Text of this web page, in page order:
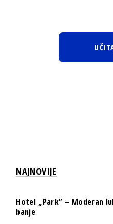
NAJNOVIJE
Hotel „Park” – Moderan
banje